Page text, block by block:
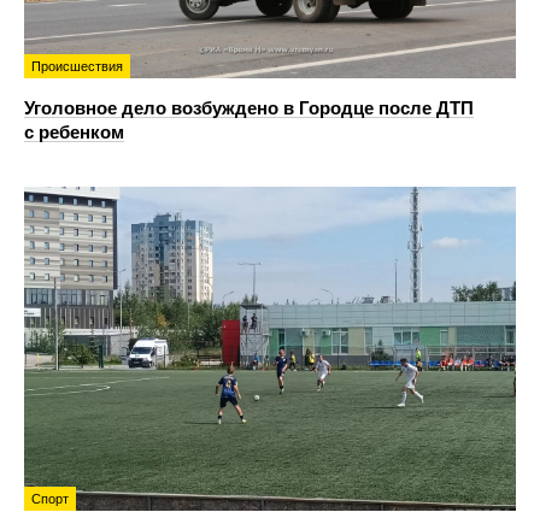
Происшествия
Уголовное дело возбуждено в Городце после ДТП
с ребенком
Спорт